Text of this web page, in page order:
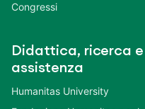
Congressi
Didattica, ricerca e
assistenza
Humanitas University